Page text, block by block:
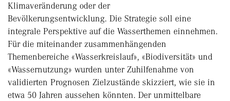
Klimaveränderung oder der
Bevölkerungsentwicklung. Die Strategie soll eine
integrale Perspektive auf die Wasserthemen einnehmen.
Für die miteinander zusammenhängenden
Themenbereiche «Wasserkreislauf», «Biodiversität» und
«Wassernutzung» wurden unter Zuhilfenahme von
validierten Prognosen Zielzustände skizziert, wie sie in
etwa 50 Jahren aussehen könnten. Der unmittelbare